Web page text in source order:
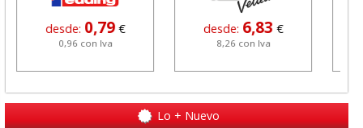
desde: 0,79 €
0,96 con Iva
desde: 6,83 €
8,26 con Iva
Lo + Nuevo